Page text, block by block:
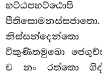
හට්ඨපහට්ඨොපි
නිස්සන්දෙන්තො
විකුණිතමුඛො
ච නං රත්තො